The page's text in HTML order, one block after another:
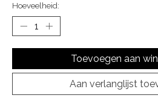
Hoeveelheid:
Toevoegen aan
Aan verlanglijst